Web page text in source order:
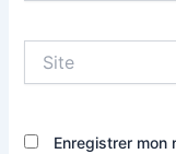
Enregistrer mon